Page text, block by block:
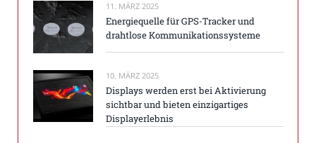
11. MÄRZ 2025
Energiequelle für GPS-Tracker und
drahtlose Kommunikationssysteme
10. MÄRZ 2025
Displays werden erst bei Aktivierung
sichtbar und bieten einzigartiges
Displayerlebnis